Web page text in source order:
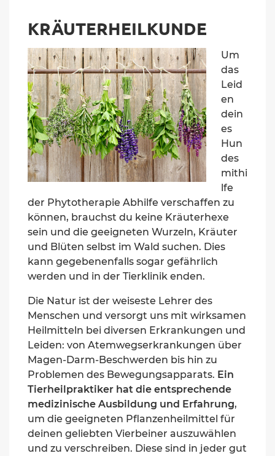
KRÄUTERHEILKUNDE
Um
das
Leid
en
dein
es
Hun
des
mithi
lfe
der Phytotherapie Abhilfe verschaffen zu
können, brauchst du keine Kräuterhexe
sein und die geeigneten Wurzeln, Kräuter
und Blüten selbst im Wald suchen. Dies
kann gegebenenfalls sogar gefährlich
werden und in der Tierklinik enden.
Die Natur ist der weiseste Lehrer des
Menschen und versorgt uns mit wirksamen
Heilmitteln bei diversen Erkrankungen und
Leiden: von Atemwegserkrankungen über
Magen-Darm-Beschwerden bis hin zu
Problemen des Bewegungsapparats. Ein
Tierheilpraktiker hat die entsprechende
medizinische Ausbildung und Erfahrung,
um die geeigneten Pflanzenheilmittel für
deinen geliebten Vierbeiner auszuwählen
und zu verschreiben. Diese sind in jeder gut